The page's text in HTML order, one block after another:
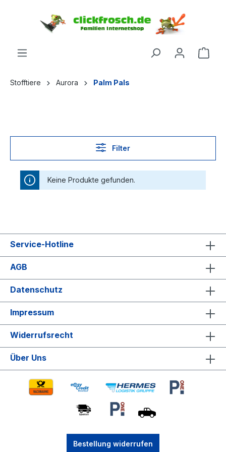
Stofftiere Aurora Palm Pals
Filter
Keine Produkte gefunden.
Service-Hotline
AGB
Datenschutz
Impressum
Widerrufsrecht
Über Uns
Bestellung widerrufen